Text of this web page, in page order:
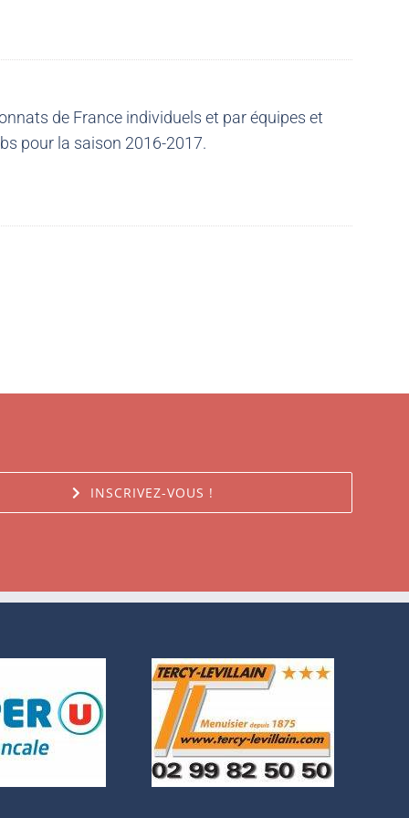
de France individuels et par équipes et
pour la saison 2016-2017.
INSCRIVEZ-VOUS !